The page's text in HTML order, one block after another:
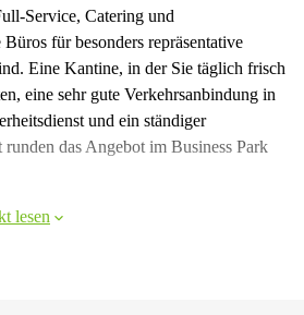
Service, Catering und
für besonders repräsentative
Eine Kantine, in der Sie täglich frisch
eine sehr gute Verkehrsanbindung in
und ein ständiger
das Angebot im Business Park
lesen